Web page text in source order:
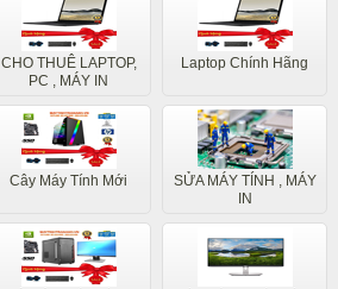
CHO THUÊ LAPTOP,
PC , MÁY IN
Laptop Chính Hãng
Cây Máy Tính Mới
SỬA MÁY TÍNH , MÁY
IN